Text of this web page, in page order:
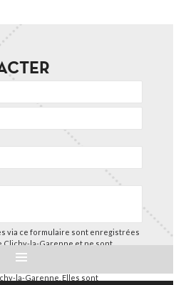
via ce formulaire sont enregistrées
Clichy-la-Garenne et ne sont
de répondre à votre
la-Garenne. Elles sont